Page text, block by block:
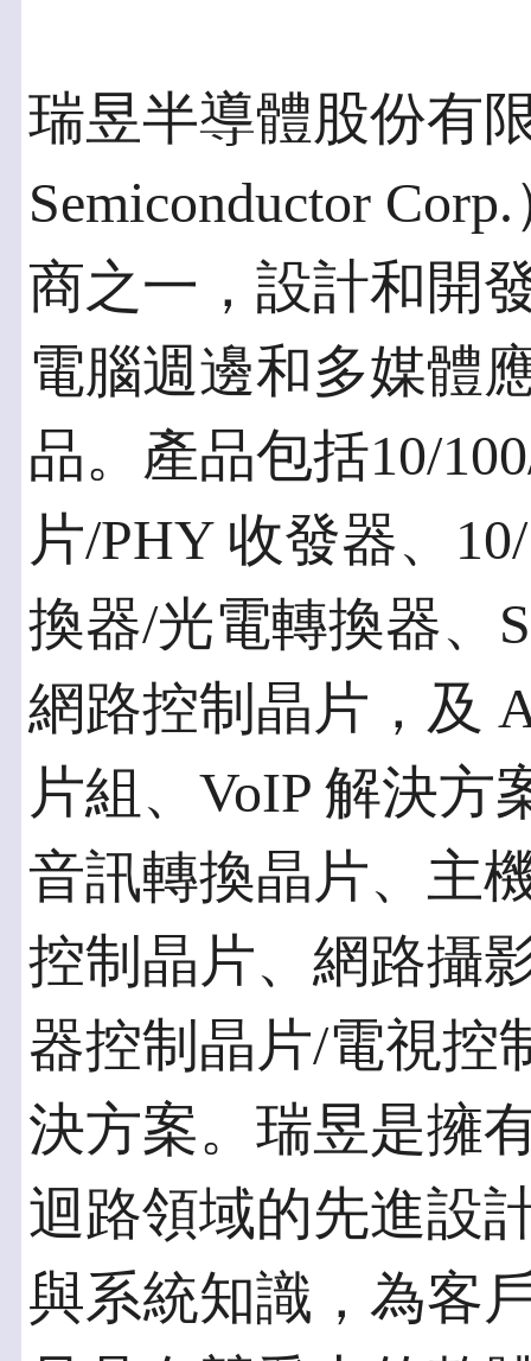
瑞昱半導體股份有
Semiconductor
商之一，設計和開
電腦週邊和多媒體
品。產品包括10/
片/PHY 收發器、
換器/光電轉換器、
網路控制晶片，及
片組、VoIP 解決方
音訊轉換晶片、主
控制晶片、網路攝
器控制晶片/電視控
決方案。瑞昱是擁
迴路領域的先進設
與系統知識，為客